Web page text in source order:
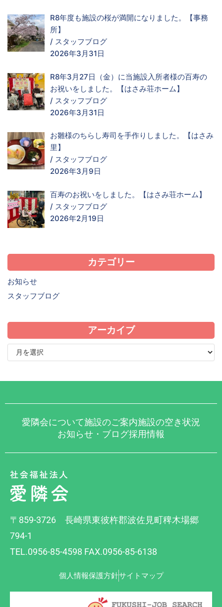
R8年度も施設の桜が満開になりました。【事務
所】
/ スタッフブログ
2026年3月31日
R8年3月27日（金）に当施設入所者様の百寿の
お祝いをしました。【はさみ荘ホーム】
/ スタッフブログ
2026年3月31日
お雛様のちらし寿司を手作りしました。【はさみ
里】
/ スタッフブログ
2026年3月9日
百寿のお祝いをしました。【はさみ荘ホーム】
/ スタッフブログ
2026年2月19日
カテゴリー
お知らせ
スタッフブログ
アーカイブ
愛隣会について施設のご案内施設の空き状況
お知らせ・ブログ採用情報
〒859-3726 長崎県東彼杵郡波佐見町稗木場郷
794-1
TEL.0956-85-4598 FAX.0956-85-6138
個人情報保護方針サイトマップ